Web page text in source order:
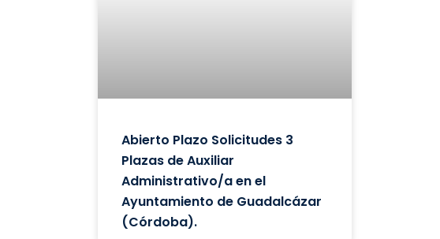
Abierto Plazo Solicitudes 3
Plazas de Auxiliar
Administrativo/a en el
Ayuntamiento de Guadalcázar
(Córdoba).